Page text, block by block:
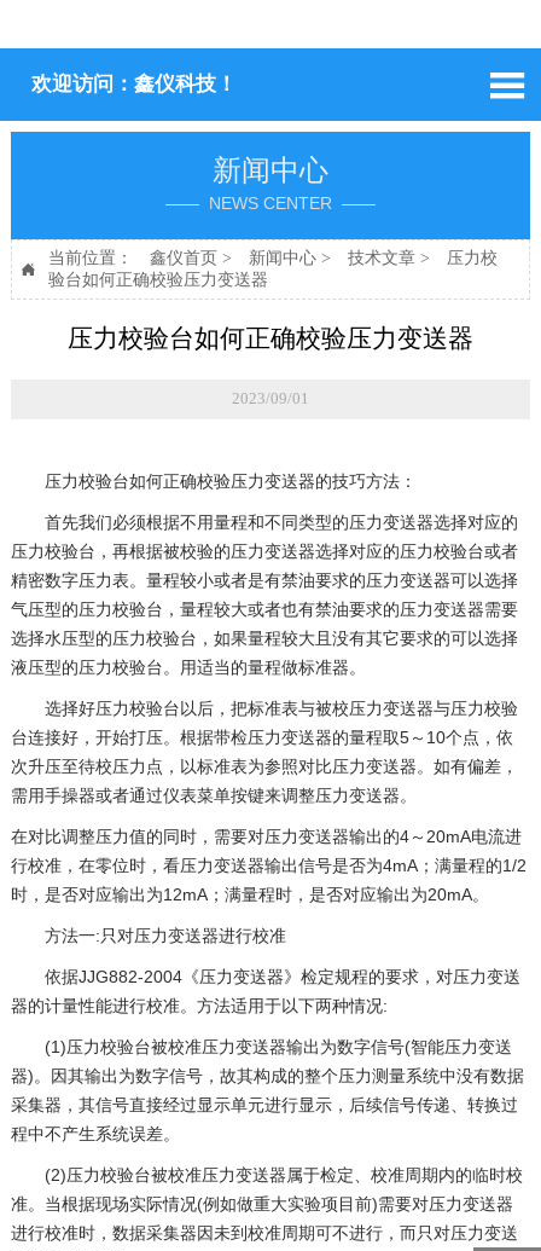
欢迎访问：鑫仪科技！ 
新闻中心
—— NEWS CENTER ——

当前位置： 鑫仪首页 > 新闻中心> 技术文章>
压力校
验台如何正确校验压力变送器
压力校验台如何正确校验压力变送器
2023/09/01
压力校验台如何正确校验压力变送器的技巧方法：
首先我们必须根据不用量程和不同类型的压力变送器选择对应的
压力校验台，再根据被校验的压力变送器选择对应的压力校验台或者
精密数字压力表。量程较小或者是有禁油要求的压力变送器可以选择
气压型的压力校验台，量程较大或者也有禁油要求的压力变送器需要
选择水压型的压力校验台，如果量程较大且没有其它要求的可以选择
液压型的压力校验台。用适当的量程做标准器。
选择好压力校验台以后，把标准表与被校压力变送器与压力校验
台连接好，开始打压。根据带检压力变送器的量程取5～10个点，依
次升压至待校压力点，以标准表为参照对比压力变送器。如有偏差，
需用手操器或者通过仪表菜单按键来调整压力变送器。
在对比调整压力值的同时，需要对压力变送器输出的4～20mA电流进
行校准，在零位时，看压力变送器输出信号是否为4mA；满量程的1/2
时，是否对应输出为12mA；满量程时，是否对应输出为20mA。
方法一:只对压力变送器进行校准
依据JJG882-2004《压力变送器》检定规程的要求，对压力变送
器的计量性能进行校准。方法适用于以下两种情况:
(1)压力校验台被校准压力变送器输出为数字信号(智能压力变送
器)。因其输出为数字信号，故其构成的整个压力测量系统中没有数据
采集器，其信号直接经过显示单元进行显示，后续信号传递、转换过
程中不产生系统误差。
(2)压力校验台被校准压力变送器属于检定、校准周期内的临时校
准。当根据现场实际情况(例如做重大实验项目前)需要对压力变送器
进行校准时，数据采集器因未到校准周期可不进行，而只对压力变送